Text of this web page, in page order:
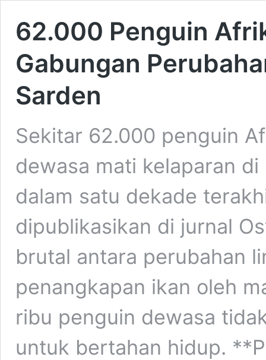
62.000 Penguin
Gabungan
Sarden
Sekitar 62.000 penguin
dewasa mati kelaparan
dalam satu dekade
dipublikasikan di jurnal
brutal antara perubahan
penangkapan ikan oleh
ribu penguin dewasa
untuk bertahan hidup.